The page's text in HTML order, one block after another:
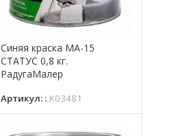
Синяя краска МА-15
СТАТУС 0,8 кг.
РадугаМалер
Артикул: LK03481